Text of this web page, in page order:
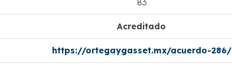
83
Acreditado
https://ortegaygasset.mx/acuerdo-286/